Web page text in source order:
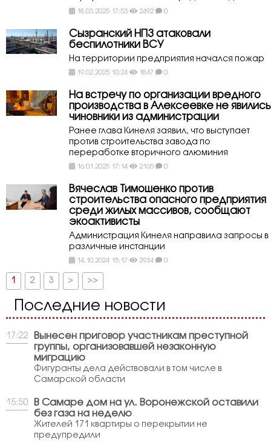
18.03.2025 17:53 2492 0
Сызранский НПЗ атаковали
беспилотники ВСУ
На территории предприятия начался пожар
19.02.2025 10:24 1847 0
На встречу по организации вредного
производства в Алексеевке не явились
чиновники из администрации
Ранее глава Кинеля заявил, что выступает
против строительства завода по
переработке вторичного алюминия
16.01.2025 17:14 2165 0
Вячеслав Тимошенко против
строительства опасного предприятия
среди жилых массивов, сообщают
экоактивисты
Администрация Кинеля направила запросы в
различные инстанции
14.10.2024 15:17 2934 0
1 2 3 > >>
Последние новости
17:22
Вынесен приговор участникам преступной
группы, организовавшей незаконную
миграцию
Фигуранты дела действовали в том числе в
Самарской области
15:50
В Самаре дом на ул. Воронежской оставили
без газа на неделю
Жителей 171 квартиры о перекрытии не
предупредили